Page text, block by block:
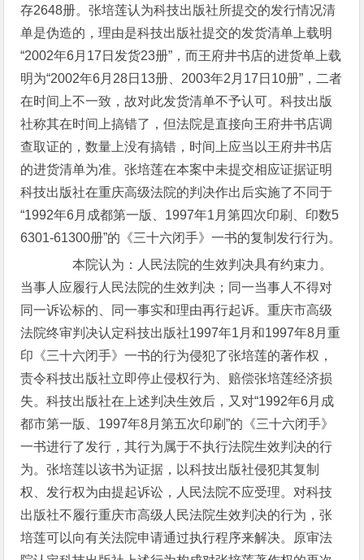
存2648册。张培莲认为科技出版社所提交的发行情况清
单是伪造的，理由是科技出版社提交的发货清单上载明
“2002年6月17日发货23册”，而王府井书店的进货单上载
明为“2002年6月28日13册、2003年2月17日10册”，二者
在时间上不一致，故对此发货清单不予认可。科技出版
社称其在时间上搞错了，但法院是直接向王府井书店调
查取证的，数量上没有搞错，时间上应当以王府井书店
的进货清单为准。张培莲在本案中未提交相应证据证明
科技出版社在重庆高级法院的判决作出后实施了不同于
“1992年6月成都第一版、1997年1月第四次印刷、印数5
6301-61300册”的《三十六闭手》一书的复制发行行为。
本院认为：人民法院的生效判决具有约束力。
当事人应履行人民法院的生效判决；同一当事人不得对
同一诉讼标的、同一事实和理由再行起诉。重庆市高级
法院终审判决认定科技出版社1997年1月和1997年8月重
印《三十六闭手》一书的行为侵犯了张培莲的著作权，
责令科技出版社立即停止侵权行为、赔偿张培莲经济损
失。科技出版社在上述判决生效后，又对“1992年6月成
都市第一版、1997年8月第五次印刷”的《三十六闭手》
一书进行了发行，其行为属于不执行法院生效判决的行
为。张培莲以该书为证据，以科技出版社侵犯其复制
权、发行权为由提起诉讼，人民法院不应受理。对科技
出版社不履行重庆市高级人民法院生效判决的行为，张
培莲可以向有关法院申请通过执行程序来解决。原审法